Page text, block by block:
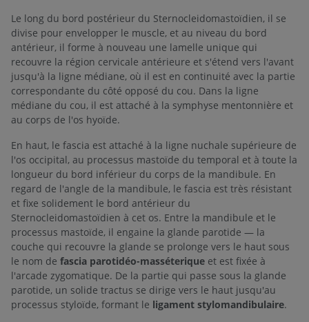
Le long du bord postérieur du Sternocleidomastoïdien, il se
divise pour envelopper le muscle, et au niveau du bord
antérieur, il forme à nouveau une lamelle unique qui
recouvre la région cervicale antérieure et s'étend vers l'avant
jusqu'à la ligne médiane, où il est en continuité avec la partie
correspondante du côté opposé du cou. Dans la ligne
médiane du cou, il est attaché à la symphyse mentonnière et
au corps de l'os hyoïde.
En haut, le fascia est attaché à la ligne nuchale supérieure de
l'os occipital, au processus mastoïde du temporal et à toute la
longueur du bord inférieur du corps de la mandibule. En
regard de l'angle de la mandibule, le fascia est très résistant
et fixe solidement le bord antérieur du
Sternocleidomastoïdien à cet os. Entre la mandibule et le
processus mastoïde, il engaine la glande parotide — la
couche qui recouvre la glande se prolonge vers le haut sous
le nom de fascia parotidéo-masséterique et est fixée à
l'arcade zygomatique. De la partie qui passe sous la glande
parotide, un solide tractus se dirige vers le haut jusqu'au
processus styloïde, formant le ligament stylomandibulaire.